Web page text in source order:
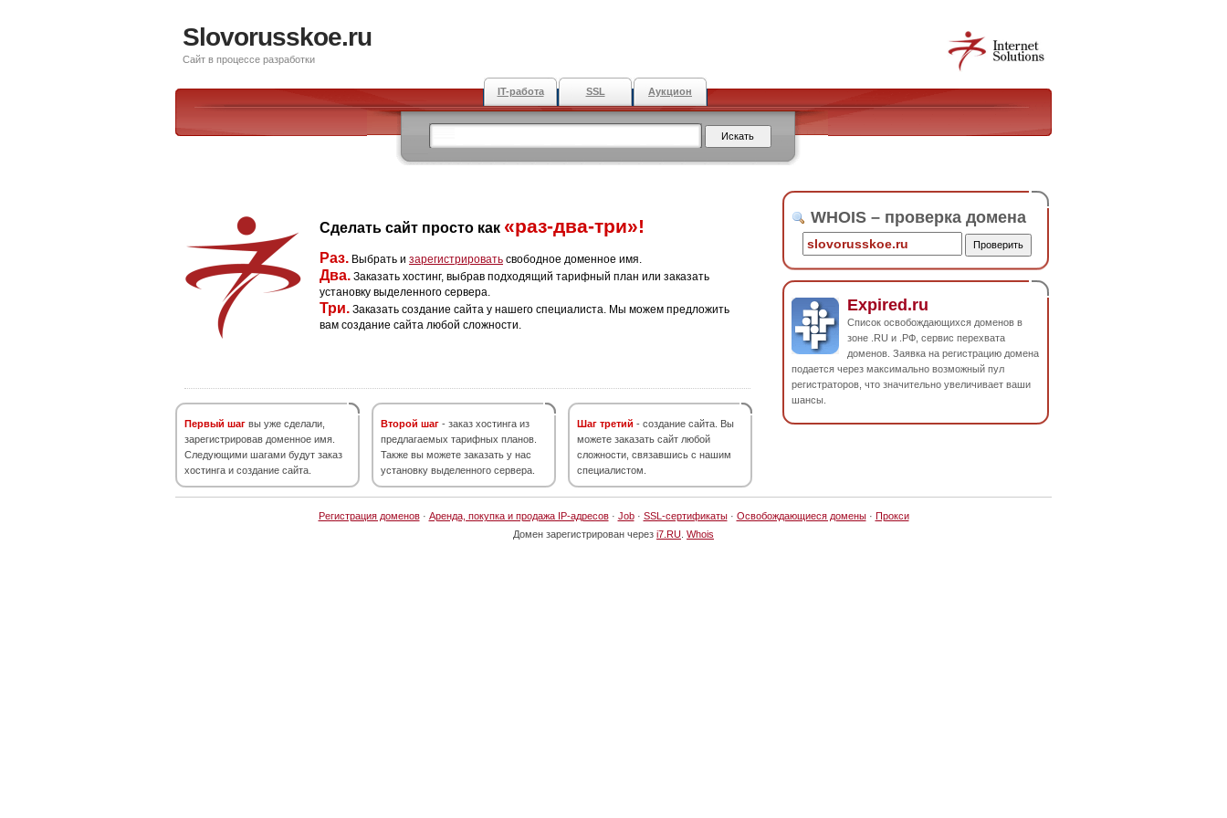
Slovorusskoe.ru
Сайт в процессе разработки
IT-работа SSL Аукцион
Сделать сайт просто как «раз-два-три»!
Раз. Выбрать и зарегистрировать свободное доменное имя.
Два. Заказать хостинг, выбрав подходящий тарифный план или заказать
установку выделенного сервера.
Три. Заказать создание сайта у нашего специалиста. Мы можем предложить
вам создание сайта любой сложности.
Первый шаг вы уже сделали,
зарегистрировав доменное имя.
Следующими шагами будут заказ
хостинга и создание сайта.
Второй шаг - заказ хостинга из
предлагаемых тарифных планов.
Также вы можете заказать у нас
установку выделенного сервера.
Шаг третий - создание сайта. Вы
можете заказать сайт любой
сложности, связавшись с нашим
специалистом.
WHOIS – проверка домена
Expired.ru
Список освобождающихся доменов в
зоне .RU и .РФ, сервис перехвата
доменов. Заявка на регистрацию домена
подается через максимально возможный пул
регистраторов, что значительно увеличивает ваши
шансы.
Регистрация доменов· Аренда, покупка и продажа IP-адресов· Job· SSL-сертификаты· Освобождающиеся домены· Прокси
Домен зарегистрирован через i7.RU Whois